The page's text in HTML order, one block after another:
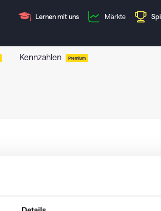
Lernen mit uns Märkte
Kennzahlen Premium